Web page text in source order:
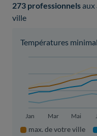
273 professionnelsaux
ville
Températures
Jan Mar Mai
max. de votre ville